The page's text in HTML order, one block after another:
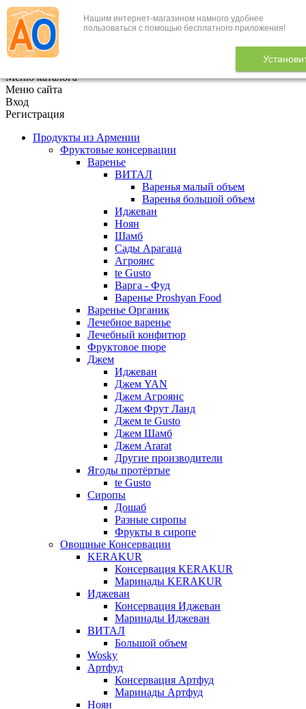
Нашим интернет-магазином намного удобнее
пользоваться с помощью бесплатного приложения!
+7 (495) 646-888-1
В корзине 0
Меню каталога
Меню сайта
Вход
Регистрация
Продукты из Армении
Фруктовые консервации
Варенье
ВИТАЛ
Варенья малый объем
Варенья большой объем
Иджеван
Ноян
Шамб
Сады Арагаца
Агроянс
te Gusto
Варга - Фуд
Варенье Proshyan Food
Варенье Органик
Лечебное варенье
Лечебный конфитюр
Фруктовое пюре
Джем
Иджеван
Джем YAN
Джем Агроянс
Джем Фрут Ланд
Джем te Gusto
Джем Шамб
Джем Ararat
Другие производители
Ягоды протёртые
te Gusto
Сиропы
Дошаб
Разные сиропы
Фрукты в сиропе
Овощные Консервации
KERAKUR
Консервация KERAKUR
Маринады KERAKUR
Иджеван
Консервация Иджеван
Маринады Иджеван
ВИТАЛ
Большой объем
Wosky
Артфуд
Консервация Артфуд
Маринады Артфуд
Ноян